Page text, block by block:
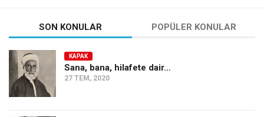
SON KONULAR POPÜLER KONULAR
KAPAK
Sana, bana, hilafete dair…
27 TEM, 2020